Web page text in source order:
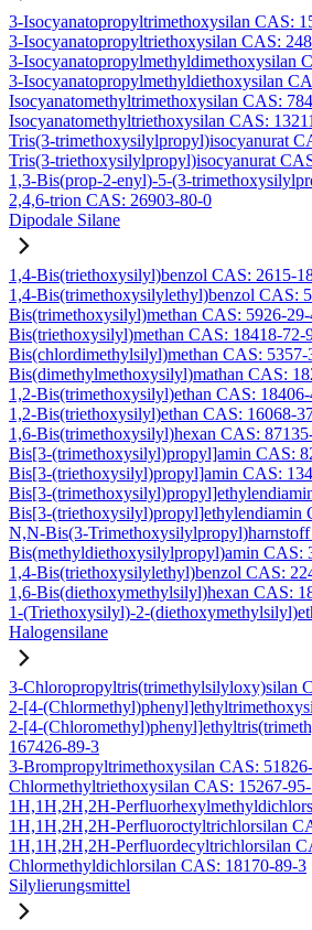
3-Isocyanatopropyltrimethoxysilan CAS:
3-Isocyanatopropyltriethoxysilan CAS:
3-Isocyanatopropylmethyldimethoxysilan
3-Isocyanatopropylmethyldiethoxysilan
Isocyanatomethyltrimethoxysilan CAS:
Isocyanatomethyltriethoxysilan CAS:
Tris(3-trimethoxysilylpropyl)isocyanurat
Tris(3-triethoxysilylpropyl)isocyanurat
1,3-Bis(prop-2-enyl)-5-(3-
2,4,6-trion CAS: 26903-80-0
Dipodale Silane
1,4-Bis(triethoxysilyl)benzol CAS: 2615-
1,4-Bis(trimethoxysilylethyl)benzol CAS:
Bis(trimethoxysilyl)methan CAS: 5926-
Bis(triethoxysilyl)methan CAS: 18418-72-
Bis(chlordimethylsilyl)methan CAS: 5357-
Bis(dimethylmethoxysilyl)mathan CAS:
1,2-Bis(trimethoxysilyl)ethan CAS: 18406-
1,2-Bis(triethoxysilyl)ethan CAS: 16068-
1,6-Bis(trimethoxysilyl)hexan CAS:
Bis[3-(trimethoxysilyl)propyl]amin CAS:
Bis[3-(triethoxysilyl)propyl]amin CAS:
Bis[3-
Bis[3-(triethoxysilyl)propyl]ethylendiamin
N,N-Bis(3-
Bis(methyldiethoxysilylpropyl)amin CAS:
1,4-Bis(triethoxysilylethyl)benzol CAS:
1,6-Bis(diethoxymethylsilyl)hexan CAS:
1-(Triethoxysilyl)-2-
Halogensilane
3-Chloropropyltris(trimethylsilyloxy)silan
2-[4-
2-[4-
167426-89-3
3-Brompropyltrimethoxysilan CAS:
Chlormethyltriethoxysilan CAS: 15267-
1H,1H,2H,2H-
1H,1H,2H,2H-Perfluoroctyltrichlorsilan
1H,1H,2H,2H-Perfluordecyltrichlorsilan
Chlormethyldichlorsilan CAS: 18170-89-3
Silylierungsmittel